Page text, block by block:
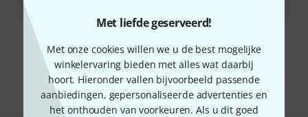
Met liefde geserveerd!
Met onze cookies willen we u de best mogelijke
winkelervaring bieden met alles wat daarbij
hoort. Hieronder vallen bijvoorbeeld passende
aanbiedingen, gepersonaliseerde advertenties en
het onthouden van voorkeuren. Als u dit goed
Gratis verzending vanaf € 69
Alle prijzen incl. btw